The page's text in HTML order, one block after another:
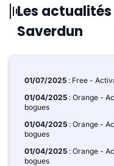
Les
Saverdun
01/07/2025 : Free -
01/04/2025 : Orange -
bogues
01/04/2025 : Orange -
bogues
01/04/2025 : Orange -
bogues